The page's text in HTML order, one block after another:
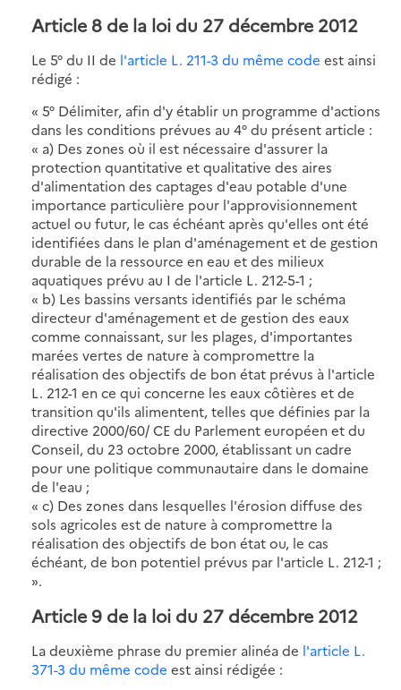
Article 8 de la loi du 27 décembre 2012
Le 5° du II de l'article L. 211-3 du même code est ainsi
rédigé :
« 5° Délimiter, afin d'y établir un programme d'actions
dans les conditions prévues au 4° du présent article :
« a) Des zones où il est nécessaire d'assurer la
protection quantitative et qualitative des aires
d'alimentation des captages d'eau potable d'une
importance particulière pour l'approvisionnement
actuel ou futur, le cas échéant après qu'elles ont été
identifiées dans le plan d'aménagement et de gestion
durable de la ressource en eau et des milieux
aquatiques prévu au I de l'article L. 212-5-1 ;
« b) Les bassins versants identifiés par le schéma
directeur d'aménagement et de gestion des eaux
comme connaissant, sur les plages, d'importantes
marées vertes de nature à compromettre la
réalisation des objectifs de bon état prévus à l'article
L. 212-1 en ce qui concerne les eaux côtières et de
transition qu'ils alimentent, telles que définies par la
directive 2000/60/ CE du Parlement européen et du
Conseil, du 23 octobre 2000, établissant un cadre
pour une politique communautaire dans le domaine
de l'eau ;
« c) Des zones dans lesquelles l'érosion diffuse des
sols agricoles est de nature à compromettre la
réalisation des objectifs de bon état ou, le cas
échéant, de bon potentiel prévus par l'article L. 212-1 ;
».
Article 9 de la loi du 27 décembre 2012
La deuxième phrase du premier alinéa de l'article L.
371-3 du même code est ainsi rédigée :